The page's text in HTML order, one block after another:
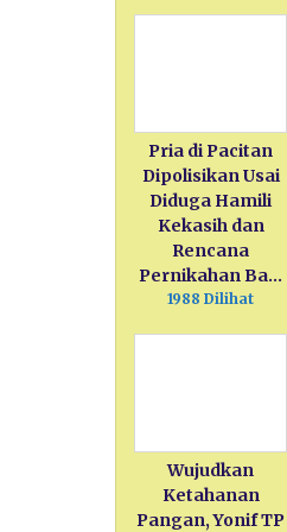
Pria di Pacitan
Dipolisikan Usai
Diduga Hamili
Kekasih dan
Rencana
Pernikahan Ba…
1988 Dilihat
Wujudkan
Ketahanan
Pangan, Yonif TP